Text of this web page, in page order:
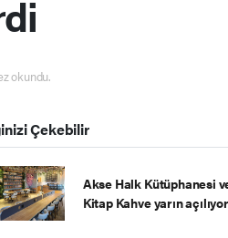
okundu.
Çekebilir
Akse Halk Kütüphanesi
Kitap Kahve yarın açılıyor